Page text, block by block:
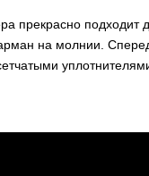
прекрасно подходит
на молнии.